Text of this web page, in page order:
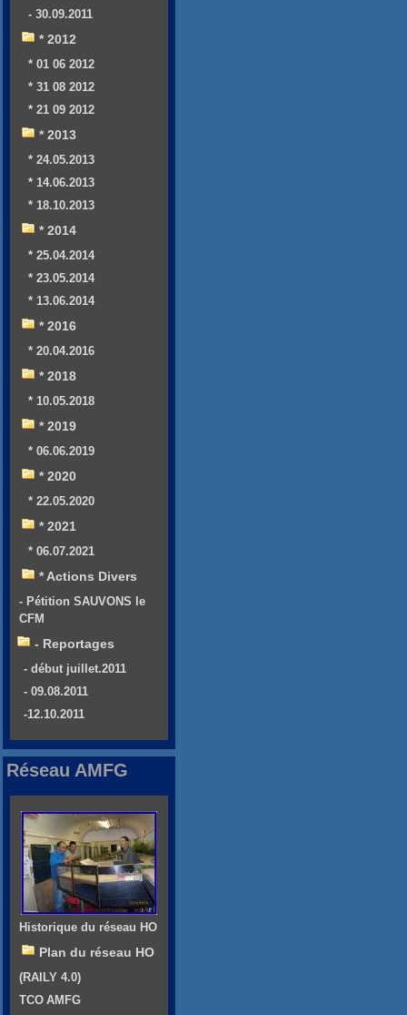
- 30.09.2011
* 2012
* 01 06 2012
* 31 08 2012
* 21 09 2012
* 2013
* 24.05.2013
* 14.06.2013
* 18.10.2013
* 2014
* 25.04.2014
* 23.05.2014
* 13.06.2014
* 2016
* 20.04.2016
* 2018
* 10.05.2018
* 2019
* 06.06.2019
* 2020
* 22.05.2020
* 2021
* 06.07.2021
* Actions Divers
- Pétition SAUVONS le
CFM
- Reportages
- début juillet.2011
- 09.08.2011
-12.10.2011
Réseau AMFG
Historique du réseau HO
Plan du réseau HO
(RAILY 4.0)
TCO AMFG